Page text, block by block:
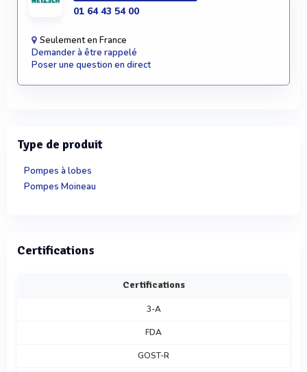
01 64 43 54 00
Seulement en France
Demander à être rappelé
Poser une question en direct
Type de produit
Pompes à lobes
Pompes Moineau
Certifications
Certifications
3-A
FDA
GOST-R